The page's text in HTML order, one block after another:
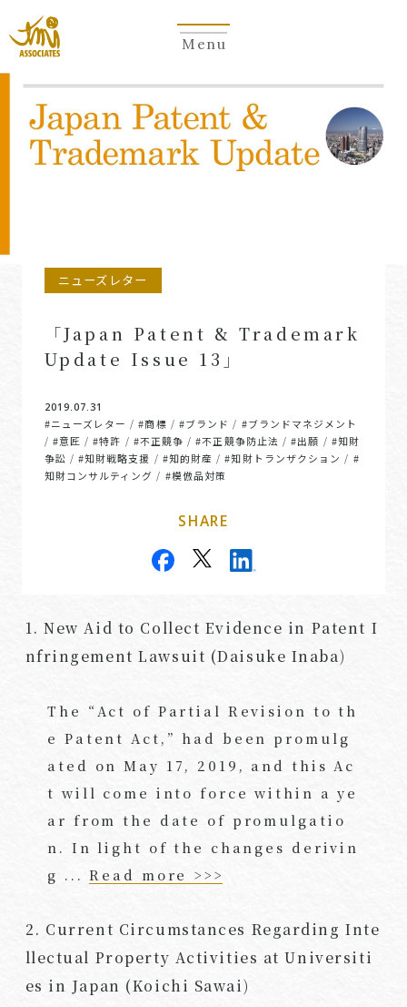
Menu
ニューズレター
「Japan Patent & Trademark
Update Issue 13」
2019.07.31
#ニューズレター /#商標 / #ブランド / #ブランドマネジメント
/ #意匠 /#特許 / #不正競争 /#不正競争防止法 /#出願 / #知財
争訟 / #知財戦略支援 / #知的財産 /#知財トランザクション / #
知財コンサルティング / #模倣品対策
SHARE
1. New Aid to Collect Evidence in Patent I
nfringement Lawsuit (Daisuke Inaba)
The “Act of Partial Revision to th
e Patent Act,” had been promulg
ated on May 17, 2019, and this Ac
t will come into force within a ye
ar from the date of promulgatio
n. In light of the changes derivin
g ... Read more >>>
2. Current Circumstances Regarding Inte
llectual Property Activities at Universiti
es in Japan (Koichi Sawai)